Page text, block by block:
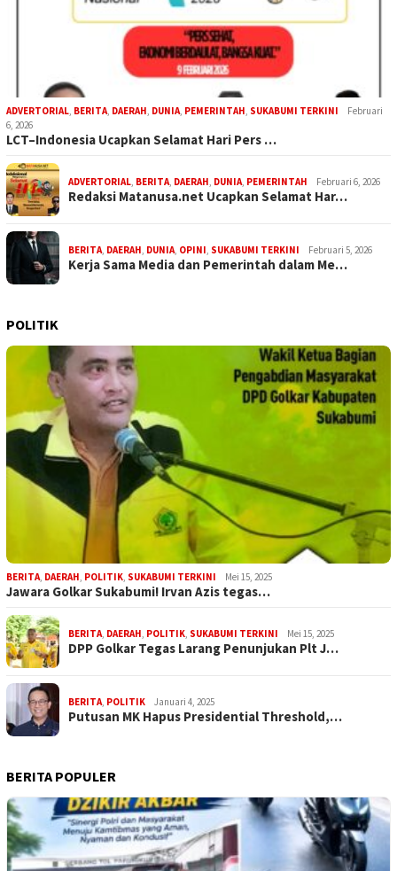
ADVERTORIAL, BERITA, DAERAH, DUNIA, PEMERINTAH, SUKABUMI TERKINI
Februari
6, 2026
LCT–Indonesia Ucapkan Selamat Hari Pers …
ADVERTORIAL, BERITA, DAERAH, DUNIA, PEMERINTAH Februari 6, 2026
Redaksi Matanusa.net Ucapkan Selamat Har…
BERITA, DAERAH, DUNIA, OPINI, SUKABUMI TERKINI Februari 5, 2026
Kerja Sama Media dan Pemerintah dalam Me…
POLITIK
BERITA, DAERAH, POLITIK, SUKABUMI TERKINI Mei 15, 2025
Jawara Golkar Sukabumi! Irvan Azis tegas…
BERITA, DAERAH, POLITIK, SUKABUMI TERKINI Mei 15, 2025
DPP Golkar Tegas Larang Penunjukan Plt J…
BERITA, POLITIK Januari 4, 2025
Putusan MK Hapus Presidential Threshold,…
BERITA POPULER